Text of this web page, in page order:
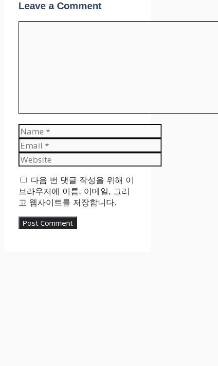
Leave a Comment
Name
Email
Website
다음 번 댓글 작성을 위해 이
브라우저에 이름, 이메일, 그리
고 웹사이트를 저장합니다.